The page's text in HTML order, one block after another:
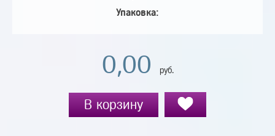
Упаковка:
0,00 руб.
В корзину